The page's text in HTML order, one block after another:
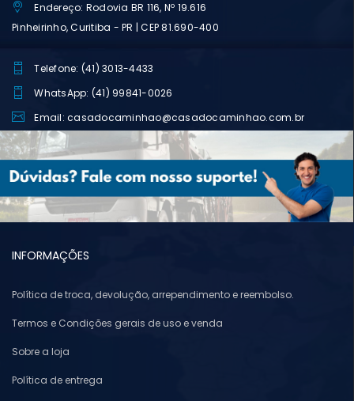
Endereço: Rodovia BR 116, Nº 19.616
Pinheirinho, Curitiba - PR | CEP 81.690-400
Telefone: (41) 3013-4433
WhatsApp: (41) 99841-0026
Email: casadocaminhao@casadocaminhao.com.br
INFORMAÇÕES
Política de troca, devolução, arrependimento e reembolso.
Termos e Condições gerais de uso e venda
Sobre a loja
Política de entrega